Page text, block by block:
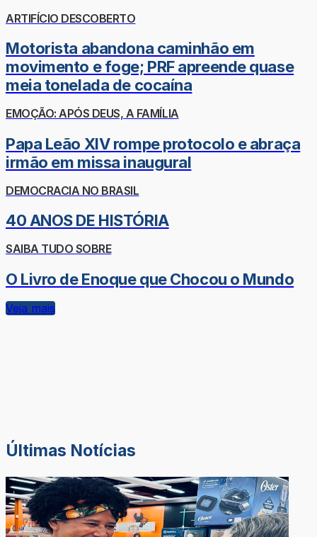
ARTIFÍCIO DESCOBERTO
Motorista abandona caminhão em
movimento e foge; PRF apreende quase
meia tonelada de cocaína
EMOÇÃO: APÓS DEUS, A FAMÍLIA
Papa Leão XIV rompe protocolo e abraça
irmão em missa inaugural
DEMOCRACIA NO BRASIL
40 ANOS DE HISTÓRIA
SAIBA TUDO SOBRE
O Livro de Enoque que Chocou o Mundo
Veja mais
Últimas Notícias